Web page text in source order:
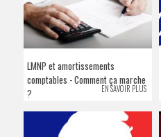
FAQ
VENDRE SON BIEN
LMNP et amortissements
comptables - Comment ça marche
?
EN SAVOIR PLUS